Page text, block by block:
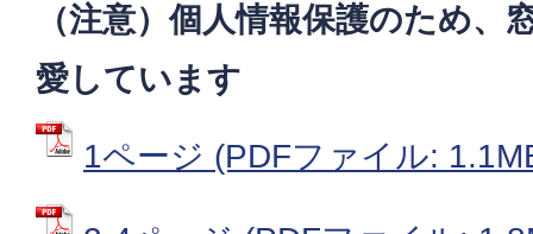
（注意）個人情報保護のため、
愛しています
1ページ (PDFファイル: